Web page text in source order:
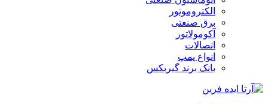
الکتروموتور
برق صنعتی
آکومولاتور
اتصالات
انواع پمپ
بانک برند گیربکس